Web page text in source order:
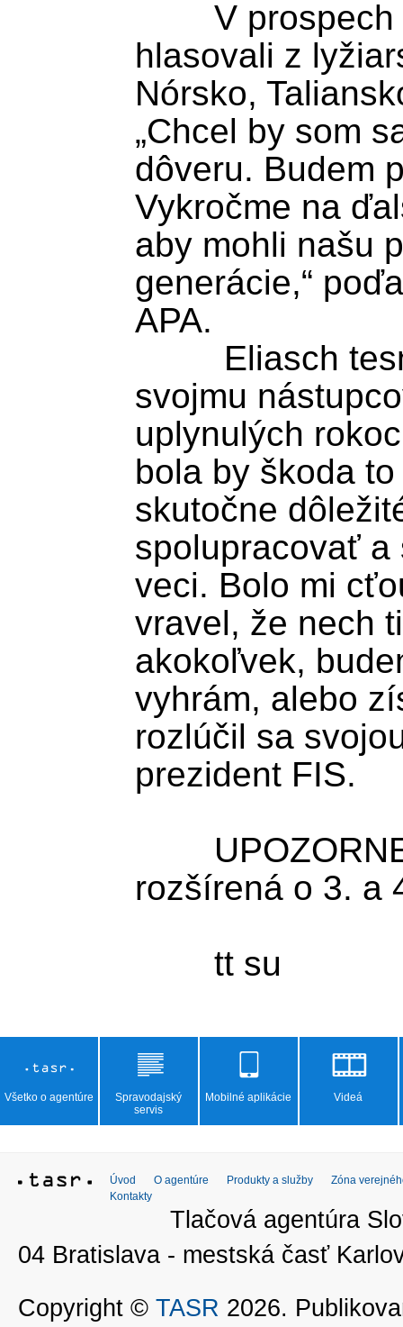
hlasovali z
Nórsko,
„Chcel by som
dôveru. Budem
Vykročme na
aby mohli našu
generácie,“
APA.
svojmu
uplynulých
bola by škoda
skutočne
spolupracovať
veci. Bolo mi
vravel, že nech
akokoľvek,
vyhrám, alebo
rozlúčil sa
prezident FIS.
rozšírená o 3. a
Všetko o agentúre
Spravodajský
servis
Mobilné aplikácie Videá
Úvod O agentúre Produkty a služby
Zóna
Kontakty
Tlačová agentúra
04 Bratislava - mestská časť
Copyright © TASR 2026.